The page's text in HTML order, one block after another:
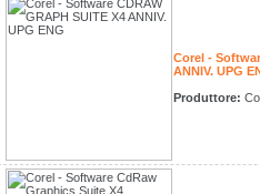
Corel -
ANNIV. UPG
Produttore: